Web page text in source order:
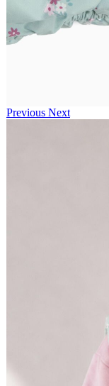
Previous Next